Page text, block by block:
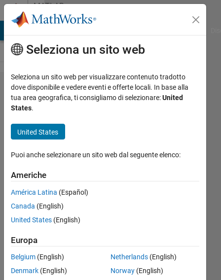
Vai al contenutoMATLAB
Answers
Output
torque
of two
mechanism
Khyati
2026
1
Aggiornato
Seleziona un sito web
Seleziona un sito web per visualizzare contenuto tradotto
dove disponibile e vedere eventi e offerte locali. In base alla
tua area geografica, ti consigliamo di selezionare:United
States.
United States
Puoi anche selezionare un sito web dal seguente elenco:
Americhe
América Latina (Español)
Canada (English)
United States (English)
Europa
Belgium (English)
Denmark (English)
Netherlands(English)
Norway(English)